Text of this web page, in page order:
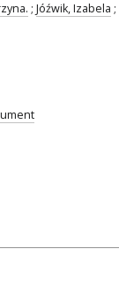
; Jóźwik, Izabela ;